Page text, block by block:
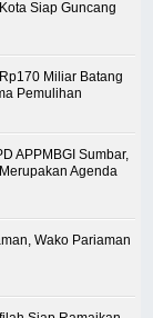
Siap Guncang
Miliar Batang
Pemulihan
APPMBGI Sumbar,
Agenda
Wako Pariaman